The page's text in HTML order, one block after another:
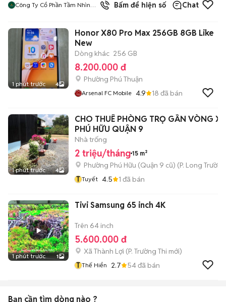
Công Ty Cổ Phần Tầm Nhìn
Bấm để hiện số Chat
1 phút trước 4
Honor X80 Pro Max 256GB 8GB Like
New
Dòng khác 256 GB
8.200.000 đ
Phường Phú Thuận
Arsenal FC Mobile 4.9 18 đã bán
1 phút trước 4
CHO THUÊ PHÒNG TRỌ GẦN VÒNG
PHÚ HỮU QUẬN 9
Nhà trống
2 triệu/tháng 15 m²
Phường Phú Hữu (Quận 9 cũ) (P. Long Trường
T Tuyết 4.5 1 đã bán
1 phút trước 1
Tivi Samsung 65 inch 4K
Trên 64 inch
5.600.000 đ
Xã Thành Lợi (P. Trường Thi mới)
T Thế Hiển 2.7 54đã bán
Bạn cần tìm dòng nào ?